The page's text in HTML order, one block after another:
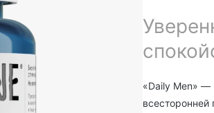
«Daily Men» —